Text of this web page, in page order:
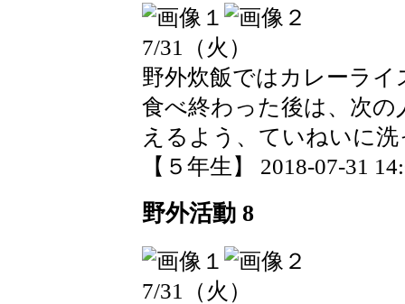
7/31（火）
野外炊飯ではカレーラ
食べ終わった後は、次
えるよう、ていねいに
【５年生】 2018-07-31
野外活動 8
7/31（火）